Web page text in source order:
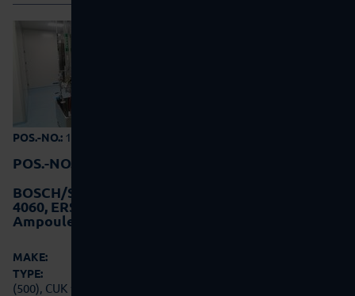
POS.-NO.:13-0109
POS.-NO.:
BOSCH/SKINETTA RRU 3063, HQL 2220, ALF
4060, ERS 2010 (500), CUK 1060A, ASK 450
Ampoule washing/sterilizing/filling/closing line
MAKE:
TYPE:
(500), CUK 1060A, ASK 450